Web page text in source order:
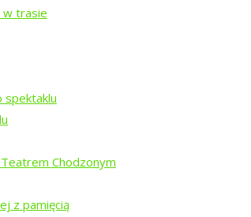
w trasie
spektaklu
Chodzonym
z pamięcią